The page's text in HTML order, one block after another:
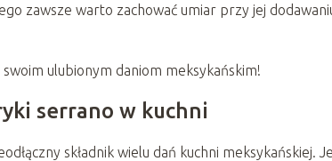
zawsze warto zachować umiar przy jej
ulubionym daniom meksykańskim!
serrano w kuchni
składnik wielu dań kuchni meksykańskiej.